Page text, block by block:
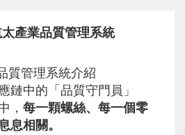
產業品質管理系統
質管理系統介紹
鏈中的「品質守門員」
， 每一顆螺絲、每一個零
息相關。